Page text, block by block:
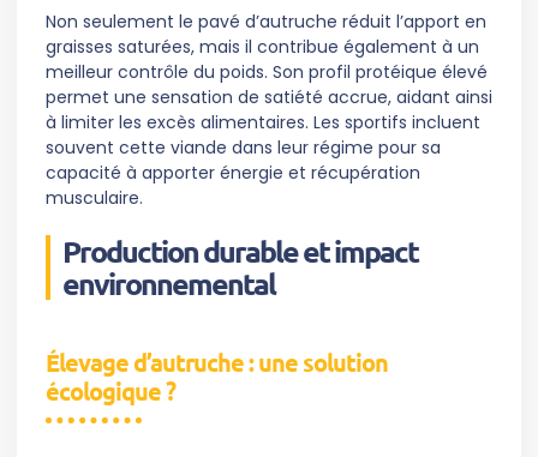
Non seulement le pavé d’autruche réduit l’apport en
graisses saturées, mais il contribue également à un
meilleur contrôle du poids. Son profil protéique élevé
permet une sensation de satiété accrue, aidant ainsi
à limiter les excès alimentaires. Les sportifs incluent
souvent cette viande dans leur régime pour sa
capacité à apporter énergie et récupération
musculaire.
Production durable et impact
environnemental
Élevage d’autruche : une solution
écologique ?